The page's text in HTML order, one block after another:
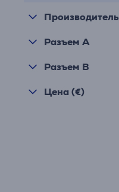
Производитель
Разъем A
Разъем B
Цена (€)